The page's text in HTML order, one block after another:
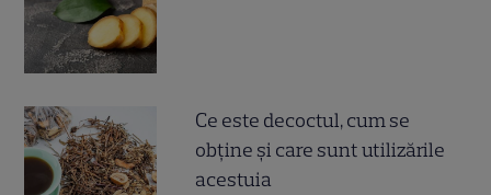
Ce este decoctul, cum se
obţine şi care sunt utilizările
acestuia